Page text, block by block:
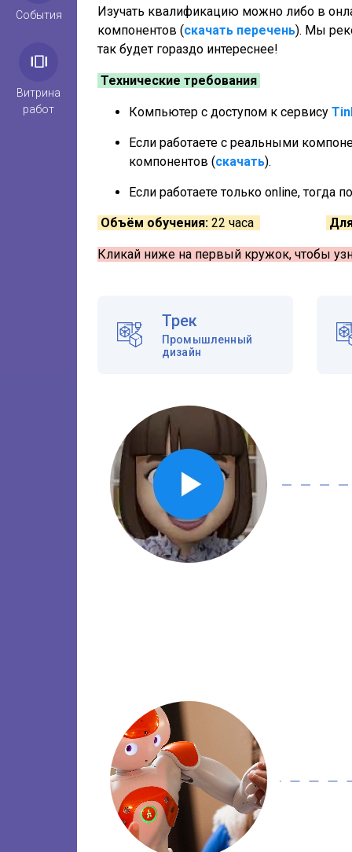
События
Витрина
работ
Изучать квалификацию можно либо в
компонентов (скачать перечень). Мы
так будет гораздо интереснее!
Технические требования
Компьютер с доступом к сервису
Если работаете с реальными
компонентов (скачать).
Если работаете только online, тогда
Объём обучения: 22 часа
Кликай ниже на первый кружок, чтобы
Трек
Промышленный
дизайн